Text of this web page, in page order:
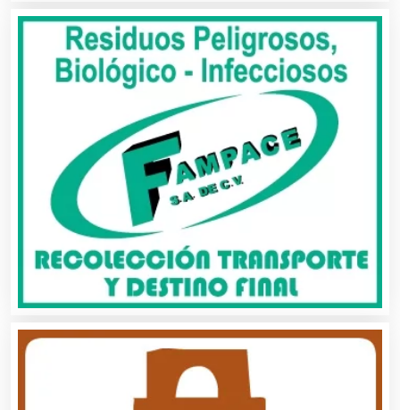
Arquitectos
Artes Gráficas
Artesanías
Artículos de Oficina
Artículos de Piel
Artículos Deportivos